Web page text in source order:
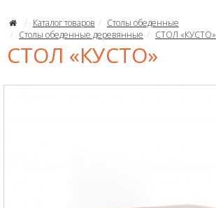
Каталог товаров
Столы обеденные
Столы обеденные деревянные
СТОЛ «КУСТО»
СТОЛ «КУСТО»